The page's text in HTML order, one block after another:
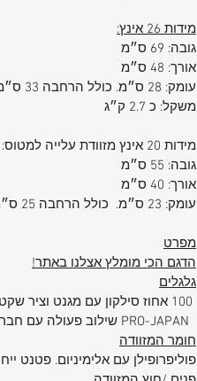
מידות 26 אינץ:
גובה: 69 ס״מ
אורך: 48 ס״מ
עומק: 28 ס״מ. כולל הרחבה 33 ס״ממשקל
משקל: כ 2.7 ק״ג
מידות 20 אינץ מזוודת עלייה למטוס:
גובה: 55 ס״מ
אורך: 40 ס״מ
עומק: 23 ס״מ. כולל הרחבה 25 ס״מ
מפרט
הדגם הכי מומלץ אצלנו באתר!
גלגלים
חומר המזוודה
פוליפרופילן עם אלימיניום. פטנט